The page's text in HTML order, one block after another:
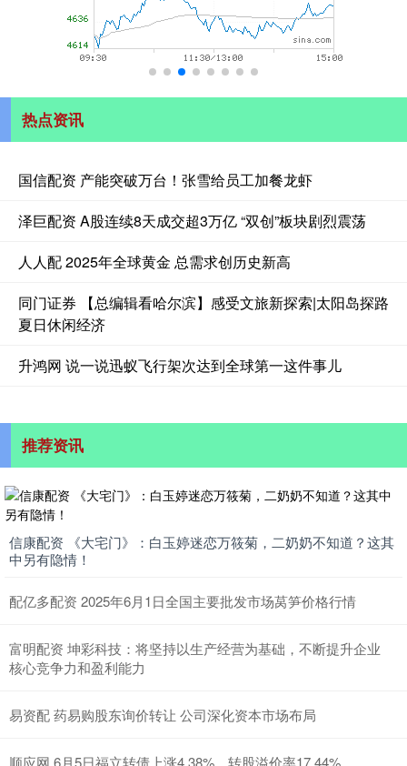
热点资讯
国信配资 产能突破万台！张雪给员工加餐龙虾
泽巨配资 A股连续8天成交超3万亿 “双创”板块剧烈震荡
人人配 2025年全球黄金 总需求创历史新高
同门证券 【总编辑看哈尔滨】感受文旅新探索|太阳岛探路
夏日休闲经济
升鸿网 说一说迅蚁飞行架次达到全球第一这件事儿
推荐资讯
信康配资 《大宅门》：白玉婷迷恋万筱菊，二奶奶不知道？这其
中另有隐情！
配亿多配资 2025年6月1日全国主要批发市场莴笋价格行情
富明配资 坤彩科技：将坚持以生产经营为基础，不断提升企业
核心竞争力和盈利能力
易资配 药易购股东询价转让 公司深化资本市场布局
顺应网 6月5日福立转债上涨4.38%，转股溢价率17.44%